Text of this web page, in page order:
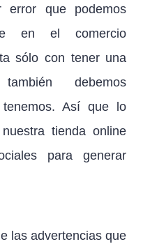
que podemos
en el comercio
sólo con tener una
debemos
Así que lo
tienda online
para generar
las advertencias que